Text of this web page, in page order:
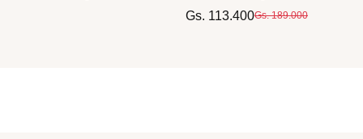
Gs. 113.400Gs. 189.000